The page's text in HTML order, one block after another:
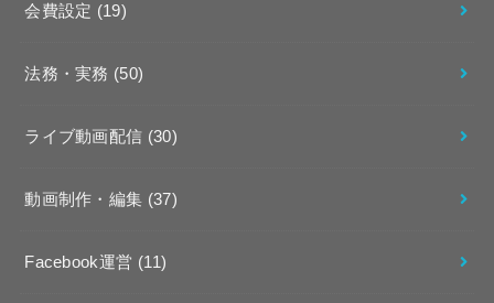
会費設定 (19)
法務・実務 (50)
ライブ動画配信 (30)
動画制作・編集 (37)
Facebook運営 (11)